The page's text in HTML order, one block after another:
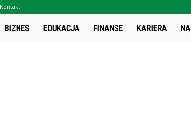
Kontakt
Projektsukces.pl
BIZNES EDUKACJA FINANSE KARIERA